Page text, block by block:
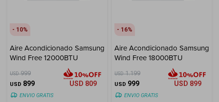
10
Aire Acondicionado Samsung
Wind Free 12000BTU
USD 999
USD 899 USD 809
ENVIO GRATIS
16
Aire Acondicionado Samsung
Wind Free 18000BTU
USD 1.199
USD 999 USD 899
ENVIO GRATIS